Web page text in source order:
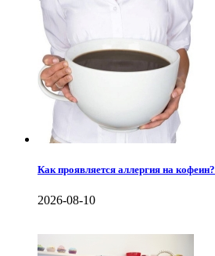
Как проявляется аллергия на кофеин?
2026-08-10